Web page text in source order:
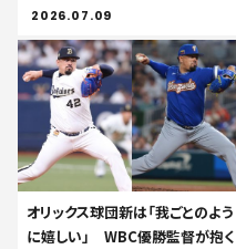
2026.07.09
オリックス球団新は「我ごとのよう
に嬉しい」 WBC優勝監督が抱く